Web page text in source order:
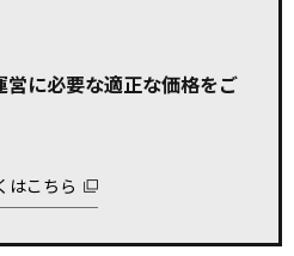
営に必要な適正な価格をご
はこちら